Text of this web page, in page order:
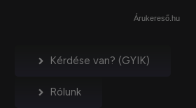
Árukereső.hu
Kérdése van? (GYIK)
Rólunk